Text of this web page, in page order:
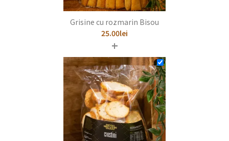
Grisine cu rozmarin Bisou
25.00lei
+